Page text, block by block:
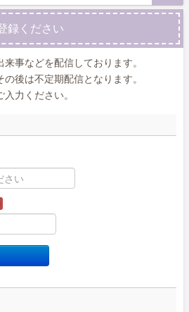
録ください
事などを配信しております。
後は不定期配信となります。
入力ください。